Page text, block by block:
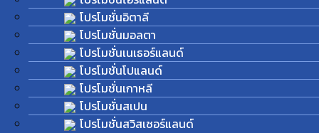
โปรโมชั่นอิตาลี
โปรโมชั่นมอลตา
โปรโมชั่นเนเธอร์แลนด์
โปรโมชั่นโปแลนด์
โปรโมชั่นเกาหลี
โปรโมชั่นสเปน
โปรโมชั่นสวิสเซอร์แลนด์